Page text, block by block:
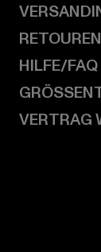
HILFE/FAQ
VERTRAG